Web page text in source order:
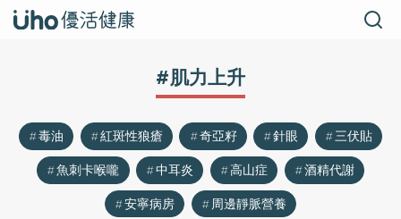
#肌力上升
毒油 紅斑性狼瘡 奇亞籽 針眼
三伏貼
魚刺卡喉嚨
中耳炎 高山症
酒精代謝
安寧病房
周邊靜脈營養